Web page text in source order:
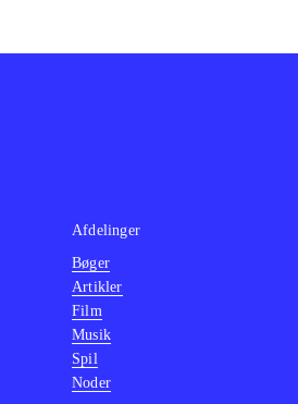
Afdelinger
Bøger
Artikler
Film
Musik
Spil
Noder